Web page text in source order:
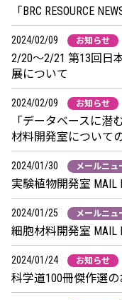
「BRC RESOURCE
2024/02/09 お知らせ
2/20～2/21 第13回日
展について
2024/02/09 お知らせ
「データベースに
材料開発室について
2024/01/30 メールニュ
実験植物開発室 MAIL
2024/01/25 メールニュ
細胞材料開発室 MAIL
2024/01/24 お知らせ
科学道100冊傑作選